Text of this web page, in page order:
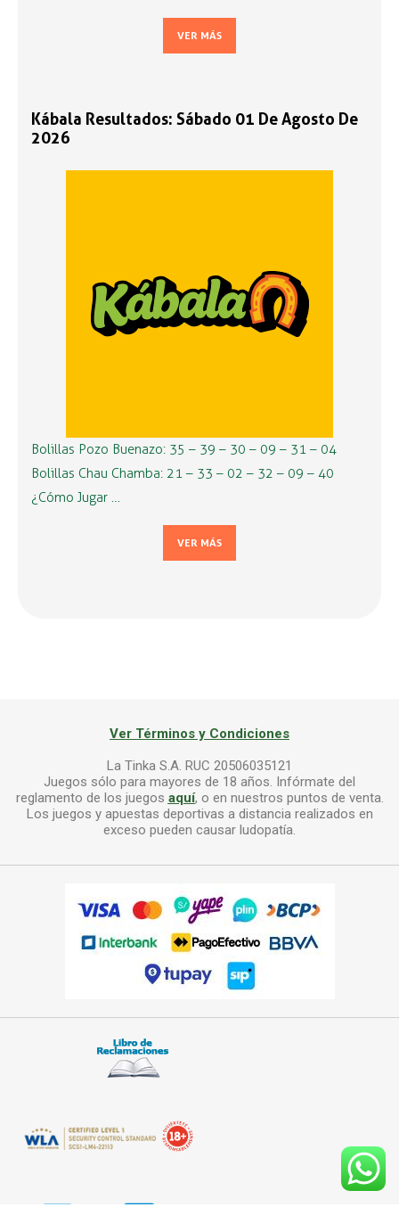
VER MÁS
Kábala Resultados: Sábado 01 De Agosto De
2026
Bolillas Pozo Buenazo: 35 – 39 – 30 – 09 – 31 – 04
Bolillas Chau Chamba: 21 – 33 – 02 – 32 – 09 – 40
¿Cómo Jugar …
VER MÁS
Ver Términos y Condiciones
La Tinka S.A. RUC 20506035121
Juegos sólo para mayores de 18 años. Infórmate del
reglamento de los juegos aquí, o en nuestros puntos de venta.
Los juegos y apuestas deportivas a distancia realizados en
exceso pueden causar ludopatía.